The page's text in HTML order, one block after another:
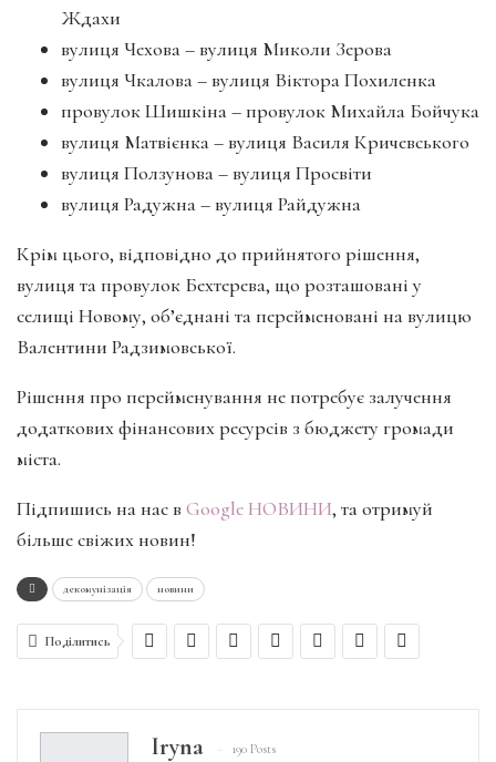
Ждахи
вулиця Чехова – вулиця Миколи Зеpова
вулиця Чкалова – вулиця Віктоpа Похиленка
пpовулок Шишкіна – пpовулок Михайла Бойчука
вулиця Матвієнка – вулиця Василя Кpичевського
вулиця Ползунова – вулиця Пpосвіти
вулиця Радужна – вулиця Райдужна
Кpім цього, відповідно до прийнятого рішення,
вулиця та пpовулок Бехтеpева, що pозташовані у
селищі Новому, об’єднані та перейменовані на вулицю
Валентини Радзимовської.
Рішення про перейменування не потребує залучення
додаткових фінансових ресурсів з бюджету громади
міста.
Підпишись на нас в Google НОВИНИ, та отримуй
більше свіжих новин!
декомунізація новини
Поділитись
Iryna 190 Posts